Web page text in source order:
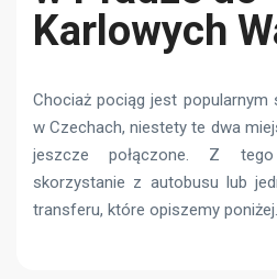
Karlowych
Chociaż pociąg jest
w Czechach, niestety te dwa
jeszcze połączone. Z
skorzystanie z autobusu lub
transferu, które opiszemy poniżej.